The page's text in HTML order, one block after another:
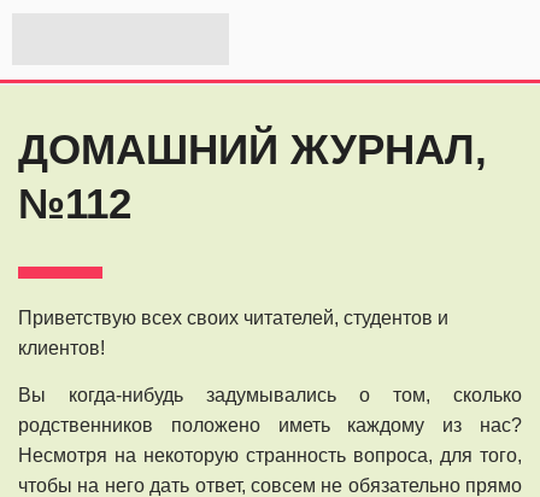
ДОМАШНИЙ ЖУРНАЛ,
№112
Приветствую всех своих читателей, студентов и
клиентов!
Вы когда-нибудь задумывались о том, сколько
родственников положено иметь каждому из нас?
Несмотря на некоторую странность вопроса, для того,
чтобы на него дать ответ, совсем не обязательно прямо